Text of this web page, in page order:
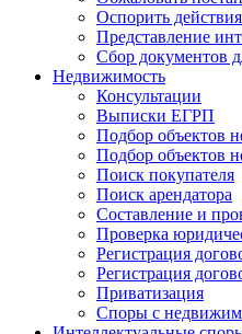
Оспорить
Представление
Сбор документов
Недвижимость
Консультации
Выписки ЕГРП
Подбор объектов
Подбор объектов
Поиск покупателя
Поиск арендатора
Составление и
Проверка
Регистрация
Регистрация
Приватизация
Cпоры с